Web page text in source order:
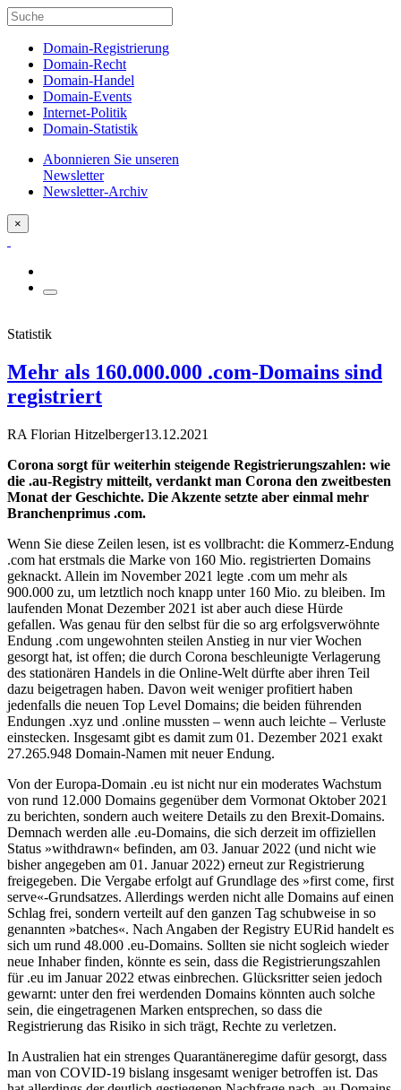
Domain-Registrierung
Domain-Recht
Domain-Handel
Domain-Events
Internet-Politik
Domain-Statistik
Abonnieren Sie unseren
Newsletter
Newsletter-Archiv
×
Statistik
Mehr als 160.000.000 .com-Domains sind
registriert
RA Florian Hitzelberger13.12.2021
Corona sorgt für weiterhin steigende Registrierungszahlen: wie
die .au-Registry mitteilt, verdankt man Corona den zweitbesten
Monat der Geschichte. Die Akzente setzte aber einmal mehr
Branchenprimus .com.
Wenn Sie diese Zeilen lesen, ist es vollbracht: die Kommerz-Endung
.com hat erstmals die Marke von 160 Mio. registrierten Domains
geknackt. Allein im November 2021 legte .com um mehr als
900.000 zu, um letztlich noch knapp unter 160 Mio. zu bleiben. Im
laufenden Monat Dezember 2021 ist aber auch diese Hürde
gefallen. Was genau für den selbst für die so arg erfolgsverwöhnte
Endung .com ungewohnten steilen Anstieg in nur vier Wochen
gesorgt hat, ist offen; die durch Corona beschleunigte Verlagerung
des stationären Handels in die Online-Welt dürfte aber ihren Teil
dazu beigetragen haben. Davon weit weniger profitiert haben
jedenfalls die neuen Top Level Domains; die beiden führenden
Endungen .xyz und .online mussten – wenn auch leichte – Verluste
einstecken. Insgesamt gibt es damit zum 01. Dezember 2021 exakt
27.265.948 Domain-Namen mit neuer Endung.
Von der Europa-Domain .eu ist nicht nur ein moderates Wachstum
von rund 12.000 Domains gegenüber dem Vormonat Oktober 2021
zu berichten, sondern auch weitere Details zu den Brexit-Domains.
Demnach werden alle .eu-Domains, die sich derzeit im offiziellen
Status »withdrawn« befinden, am 03. Januar 2022 (und nicht wie
bisher angegeben am 01. Januar 2022) erneut zur Registrierung
freigegeben. Die Vergabe erfolgt auf Grundlage des »first come, first
serve«-Grundsatzes. Allerdings werden nicht alle Domains auf einen
Schlag frei, sondern verteilt auf den ganzen Tag schubweise in so
genannten »batches«. Nach Angaben der Registry EURid handelt es
sich um rund 48.000 .eu-Domains. Sollten sie nicht sogleich wieder
neue Inhaber finden, könnte es sein, dass die Registrierungszahlen
für .eu im Januar 2022 etwas einbrechen. Glücksritter seien jedoch
gewarnt: unter den frei werdenden Domains könnten auch solche
sein, die eingetragenen Marken entsprechen, so dass die
Registrierung das Risiko in sich trägt, Rechte zu verletzen.
In Australien hat ein strenges Quarantäneregime dafür gesorgt, dass
man von COVID-19 bislang insgesamt weniger betroffen ist. Das